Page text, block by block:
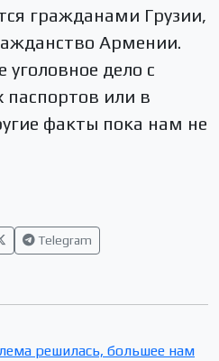
гражданами Грузии,
Армении.
уголовное дело с
паспортов или в
факты пока нам не
Telegram
решилась, большее нам